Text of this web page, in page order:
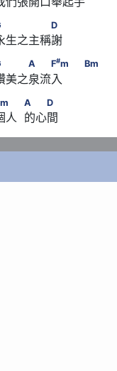
　　　　D
D
生之主稱謝
　　A　　F
m　
A F#m Bm
美之泉流入
　　            A　　D
A D
人  的心間